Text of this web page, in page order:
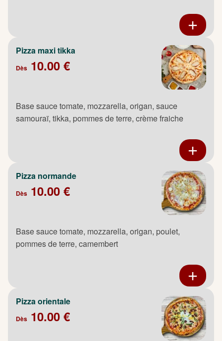
Pizza maxi tikka
Dès 10.00 €
Base sauce tomate, mozzarella, origan, sauce
samouraï, tikka, pommes de terre, crème fraiche
Pizza normande
Dès 10.00 €
Base sauce tomate, mozzarella, origan, poulet,
pommes de terre, camembert
Pizza orientale
Dès 10.00 €